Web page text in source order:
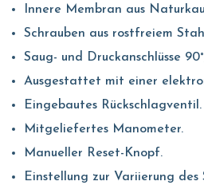
Innere Membran aus
Schrauben aus rostfreiem
Saug- und Druckanschlüsse
Ausgestattet mit einer
Eingebautes Rückschlagventil.
Mitgeliefertes Manometer.
Manueller Reset-Knopf.
Einstellung zur Variierung des